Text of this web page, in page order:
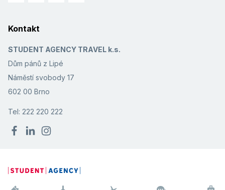
Kontakt
STUDENT AGENCY TRAVEL k.s.
Dům pánů z Lipé
Náměstí svobody 17
602 00 Brno
Tel: 222 220 222